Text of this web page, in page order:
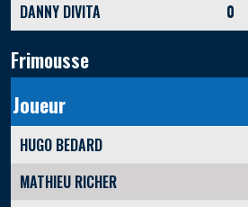
DANNY DIVITA
0
Frimousse
Joueur
HUGO BEDARD
MATHIEU RICHER